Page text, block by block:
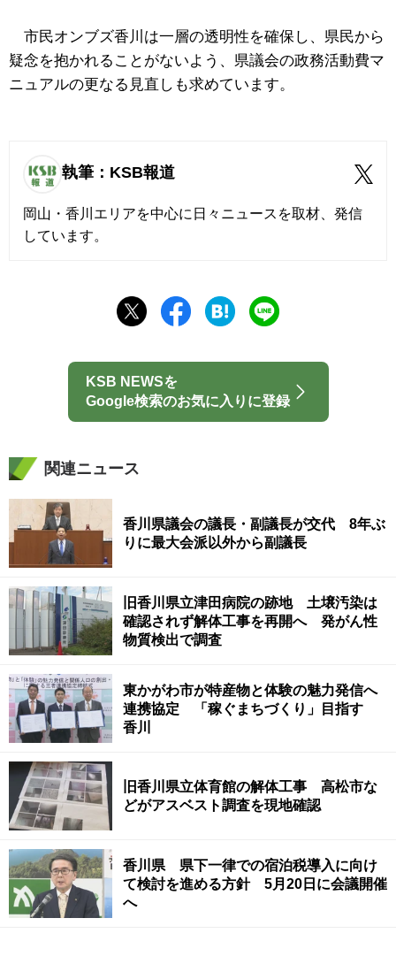
市民オンブズ香川は一層の透明性を確保し、県民から
疑念を抱かれることがないよう、県議会の政務活動費マ
ニュアルの更なる見直しも求めています。
執筆：KSB報道
岡山・香川エリアを中心に日々ニュースを取材、発信
しています。
KSB NEWSを
Google検索のお気に入りに登録
関連ニュース
香川県議会の議長・副議長が交代 8年ぶ
りに最大会派以外から副議長
旧香川県立津田病院の跡地 土壌汚染は
確認されず解体工事を再開へ 発がん性
物質検出で調査
東かがわ市が特産物と体験の魅力発信へ
連携協定 「稼ぐまちづくり」目指す
香川
旧香川県立体育館の解体工事 高松市な
どがアスベスト調査を現地確認
香川県 県下一律での宿泊税導入に向け
て検討を進める方針 5月20日に会議開催
へ